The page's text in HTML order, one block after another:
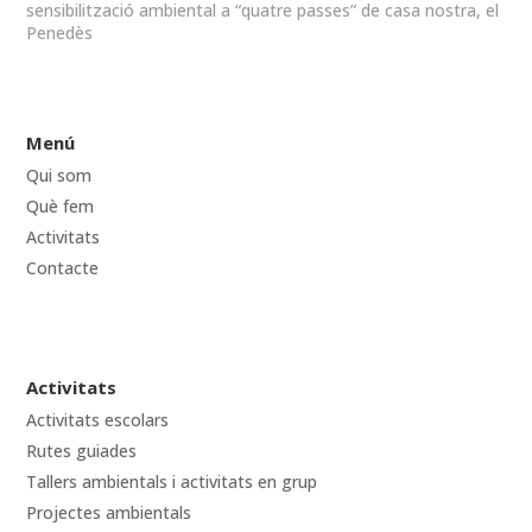
sensibilització ambiental a “quatre passes” de casa nostra, el
Penedès
Menú
Qui som
Què fem
Activitats
Contacte
Activitats
Activitats escolars
Rutes guiades
Tallers ambientals i activitats en grup
Projectes ambientals